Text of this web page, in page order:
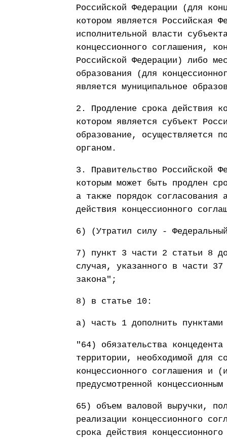
Российской Федерации (для
котором является Российская
исполнительной власти
концессионного соглашения,
Российской Федерации) либо
образования (для
является муниципальное
2. Продление срока действия
котором является субъект
образование, осуществляется
органом.
3. Правительство Российской
которым может быть продлен
а также порядок согласования
действия концессионного
6) (Утратил силу -
7) пункт 3 части 2 статьи 8
случая, указанного в части 37
закона";
8) в статье 10:
а) часть 1 дополнить
"64) обязательства
территории, необходимой для
концессионного соглашения и
предусмотренной
65) объем валовой выручки,
реализации концессионного
срока действия